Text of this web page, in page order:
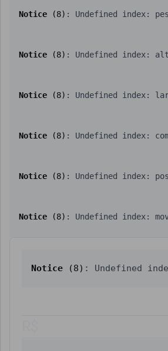
Notice (8) : Undefined index:
Notice (8) : Undefined index:
Notice (8) : Undefined index:
Notice (8) : Undefined index:
Notice (8) : Undefined index:
Notice (8) : Undefined index:
Notice (8) : Undefined